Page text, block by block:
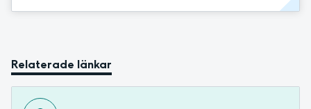
Relaterade länkar